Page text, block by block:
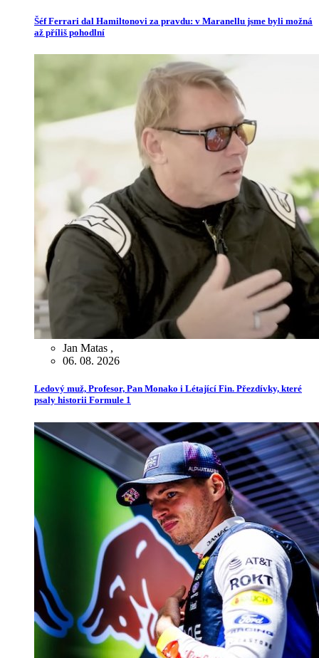
Šéf Ferrari dal Hamiltonovi za pravdu: v Maranellu jsme byli možná
až příliš pohodlní
Jan Matas ,
06. 08. 2026
Ledový muž, Profesor, Pan Monako i Létající Fin. Přezdívky, které
psaly historii Formule 1